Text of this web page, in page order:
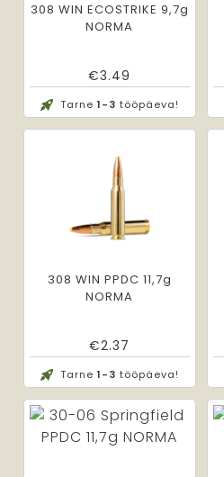
308 WIN ECOSTRIKE 9,7g
NORMA
€3.49
Tarne 1-3 tööpäeva!
308 WIN PPDC 11,7g
NORMA
€2.37
Tarne 1-3 tööpäeva!